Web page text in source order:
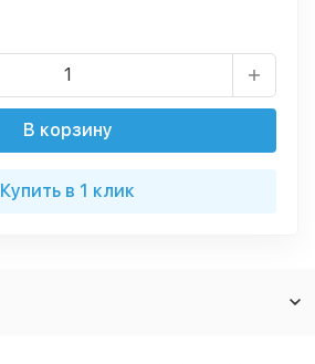
В корзину
Купить в 1 клик